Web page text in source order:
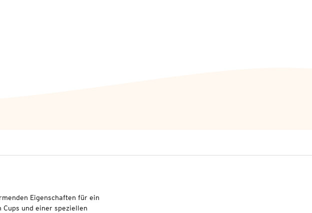
Eigenschaften für ein
und einer speziellen